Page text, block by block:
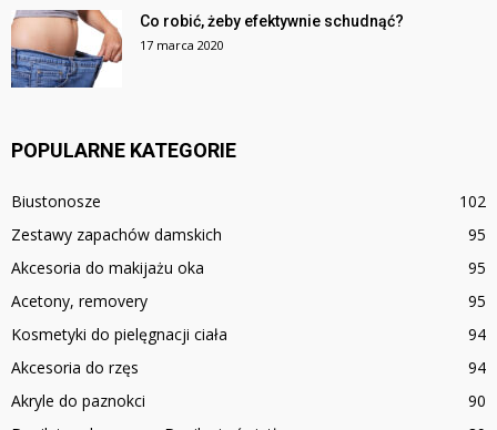
Co robić, żeby efektywnie schudnąć?
17 marca 2020
POPULARNE KATEGORIE
Biustonosze
102
Zestawy zapachów damskich
95
Akcesoria do makijażu oka
95
Acetony, removery
95
Kosmetyki do pielęgnacji ciała
94
Akcesoria do rzęs
94
Akryle do paznokci
90